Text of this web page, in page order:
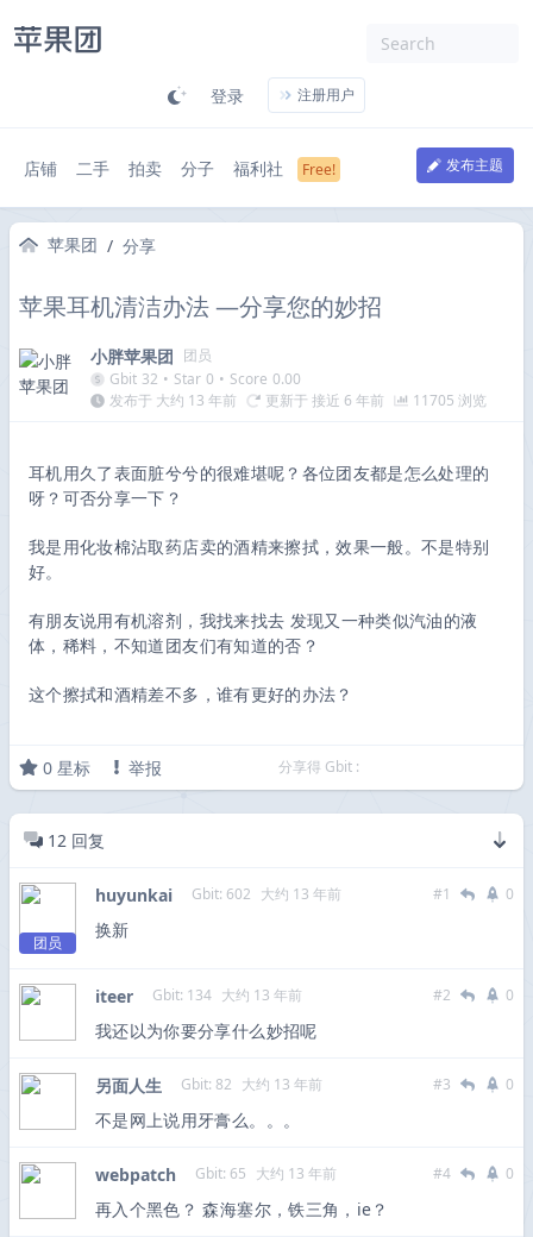
登录 注册用户
店铺 二手 拍卖 分子 福利社 发布主题
苹果团 / 分享
苹果耳机清洁办法 —分享您的妙招
小胖苹果团 团员
Gbit 32 • Star 0 • Score 0.00
发布于 大约 13 年前
更新于 接近 6 年前 11705 浏览
耳机用久了表面脏兮兮的很难堪呢？各位团友都是怎么处理的
呀？可否分享一下？
我是用化妆棉沾取药店卖的酒精来擦拭，效果一般。不是特别
好。
有朋友说用有机溶剂，我找来找去 发现又一种类似汽油的液
体，稀料，不知道团友们有知道的否？
这个擦拭和酒精差不多，谁有更好的办法？
0 星标 举报 分享得 Gbit :
12 回复
团员
huyunkai Gbit: 602 大约 13 年前 #1 0
换新
iteer Gbit: 134 大约 13 年前 #2 0
我还以为你要分享什么妙招呢
另面人生 Gbit: 82 大约 13 年前 #3 0
不是网上说用牙膏么。。。
webpatch Gbit: 65 大约 13 年前 #4 0
再入个黑色？ 森海塞尔，铁三角，ie？